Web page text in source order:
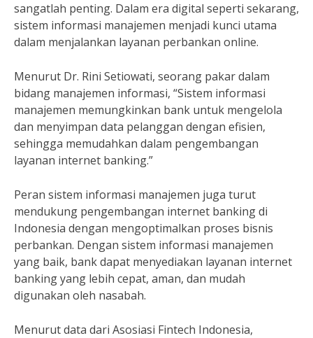
sangatlah penting. Dalam era digital seperti sekarang,
sistem informasi manajemen menjadi kunci utama
dalam menjalankan layanan perbankan online.
Menurut Dr. Rini Setiowati, seorang pakar dalam
bidang manajemen informasi, “Sistem informasi
manajemen memungkinkan bank untuk mengelola
dan menyimpan data pelanggan dengan efisien,
sehingga memudahkan dalam pengembangan
layanan internet banking.”
Peran sistem informasi manajemen juga turut
mendukung pengembangan internet banking di
Indonesia dengan mengoptimalkan proses bisnis
perbankan. Dengan sistem informasi manajemen
yang baik, bank dapat menyediakan layanan internet
banking yang lebih cepat, aman, dan mudah
digunakan oleh nasabah.
Menurut data dari Asosiasi Fintech Indonesia,